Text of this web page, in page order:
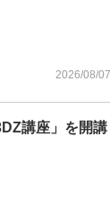
2026/08/07
講座」を開講